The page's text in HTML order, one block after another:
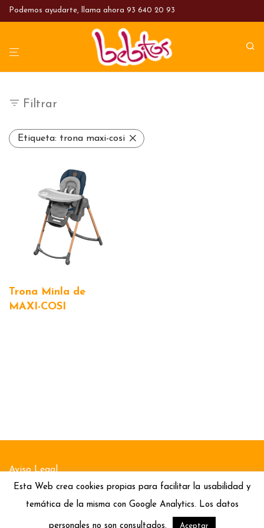
Podemos ayudarte, llama ahora 93 640 20 93
Filtrar
Etiqueta: trona maxi-cosi
Trona Minla de
MAXI-COSI
Aviso Legal
Esta Web crea cookies propias para facilitar la usabilidad y
temática de la misma con Google Analytics. Los datos
personales no son consultados. Aceptar